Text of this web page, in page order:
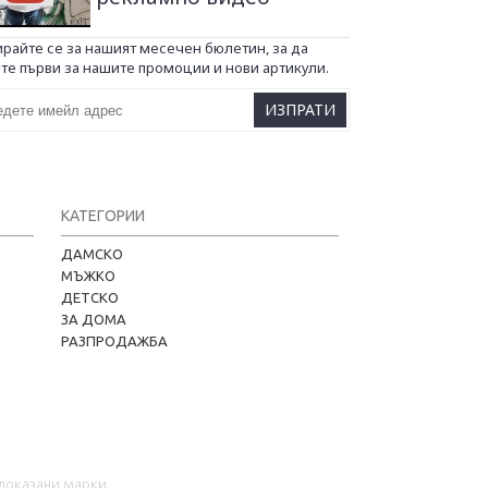
се за нашият месечен бюлетин, за да
първи за нашите промоции и нови артикули.
ИЗПРАТИ
КАТЕГОРИИ
ДАМСКО
МЪЖКО
ДЕТСКО
ЗА ДОМА
РАЗПРОДАЖБА
марки.
Kapere.com
В момента offline
🔄 Подмяна и връщания